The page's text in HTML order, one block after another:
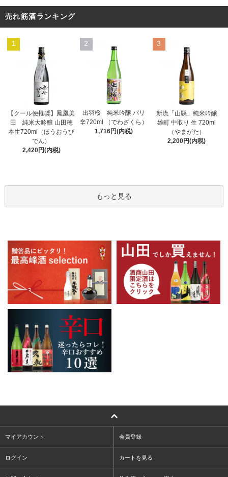
売れ筋酒ランキング
1
【クール便推奨】鳳凰美
田 純米大吟醸 山田穂
本生720ml（ほうおうび
でん）
2,420円(内税)
2
出羽桜 純米吟醸 バリ
辛720ml （でわざくら）
1,716円(内税)
3
新流「山縣」純米吟醸
雄町 中取り 生 720ml
（やまがた）
2,200円(内税)
もっと見る
マイアカウント 会員登録
ログイン カートを見る